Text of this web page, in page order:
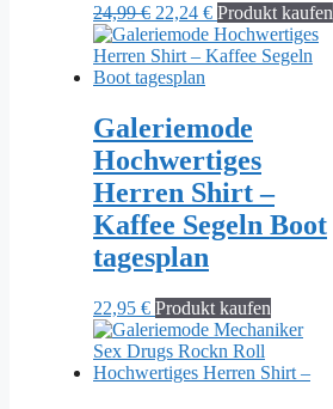
24,99€ Ursprünglicher
Preis
war:
24,99 €
22,24 €Aktueller
Preis
ist:
Produkt kaufen
Galeriemode
Hochwertiges
Herren Shirt –
Kaffee Segeln Boot
tagesplan
22,95 € Produkt kaufen